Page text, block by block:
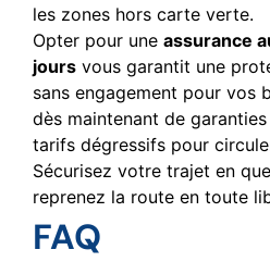
les zones hors carte verte.
Opter pour une assurance
jours vous garantit une
sans engagement pour vos
dès maintenant de
tarifs dégressifs pour
Sécurisez votre trajet en
reprenez la route en toute
FAQ